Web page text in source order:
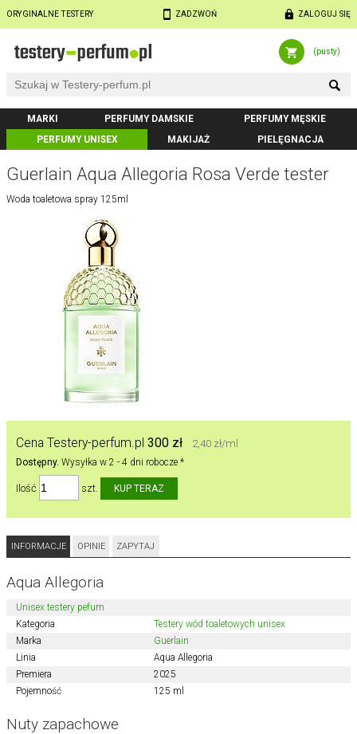
ORYGINALNE TESTERY ZADZWOŃ ZALOGUJ SIĘ
(pusty)
MARKI PERFUMY DAMSKIE
PERFUMY MĘSKIE
PERFUMY UNISEX
MAKIJAŻ PIELĘGNACJA
Guerlain Aqua Allegoria Rosa Verde tester
Woda toaletowa spray 125ml
Cena Testery-perfum.pl 300 zł 2,40 zł/ml
Dostępny. Wysyłka w 2 - 4 dni robocze *
Ilość szt.
INFORMACJE OPINIE ZAPYTAJ
Aqua Allegoria
Unisex testery pefum
Kategoria
Testery wód toaletowych unisex
Marka
Guerlain
Linia
Aqua Allegoria
Premiera
2025
Pojemność
125 ml
Nuty zapachowe